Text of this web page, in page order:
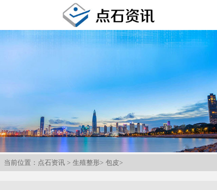
当前位置： 点石资讯 > 生殖整形> 包皮>